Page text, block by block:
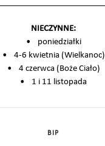
NIECZYNNE:
• poniedziałki
• 4-6 kwietnia (Wielkanoc)
• 4 czerwca (Boże Ciało)
• 1 i 11 listopada
BIP